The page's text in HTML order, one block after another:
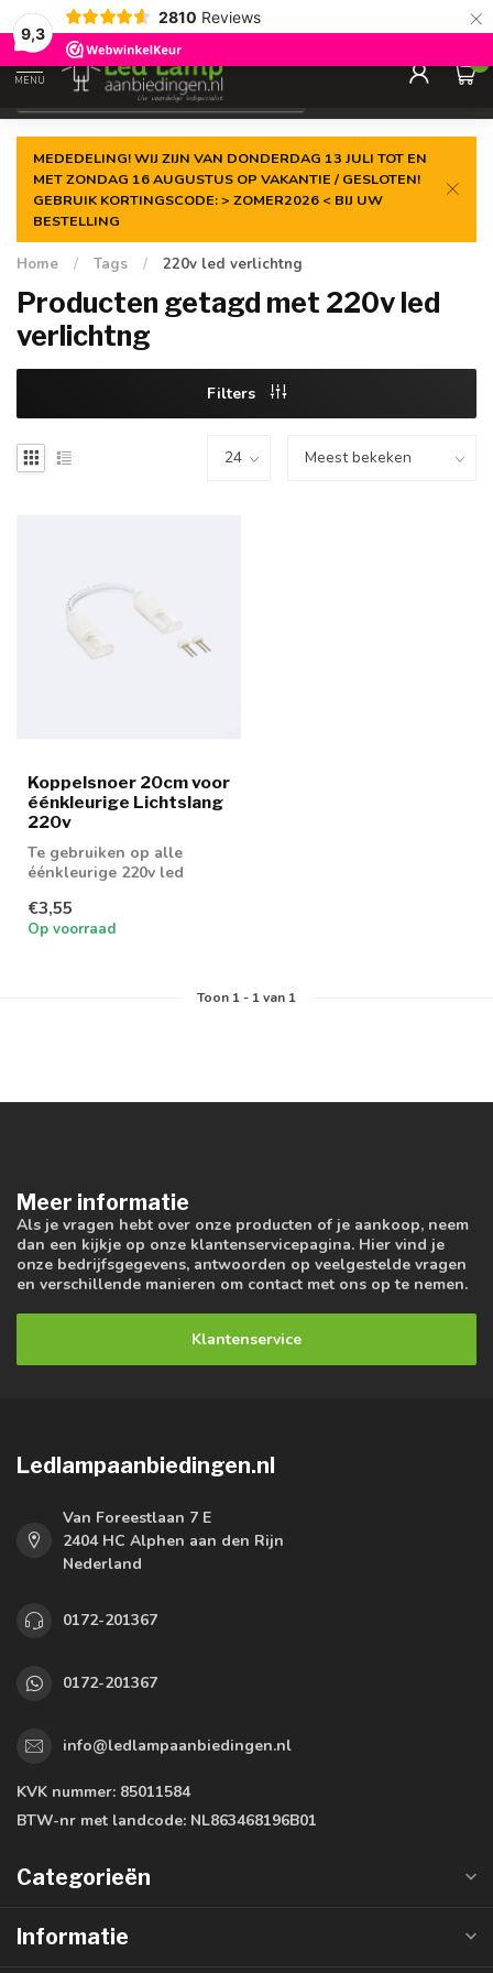
9,3
2810 Reviews ×
Gegarandeerde delaagste prijs
MENU
0
MEDEDELING! WIJ ZIJN VAN DONDERDAG 13 JULI TOT EN
MET ZONDAG 16 AUGUSTUS OP VAKANTIE / GESLOTEN!
GEBRUIK KORTINGSCODE: > ZOMER2026 < BIJ UW
BESTELLING
Home / Tags / 220v led verlichtng
Producten getagd met 220v led
verlichtng
Filters
Koppelsnoer 20cm voor
éénkleurige Lichtslang
220v
Te gebruiken op alle
éénkleurige 220v led
€3,55
Op voorraad
Toon 1- 1van 1
Meer informatie
Als je vragen hebt over onze producten of je aankoop, neem
dan een kijkje op onze klantenservicepagina. Hier vind je
onze bedrijfsgegevens, antwoorden op veelgestelde vragen
en verschillende manieren om contact met ons op te nemen.
Klantenservice
Ledlampaanbiedingen.nl
Van Foreestlaan 7 E
2404 HC Alphen aan den Rijn
Nederland
0172-201367
0172-201367
info@ledlampaanbiedingen.nl
KVK nummer: 85011584
BTW-nr met landcode: NL863468196B01
Categorieën
Informatie